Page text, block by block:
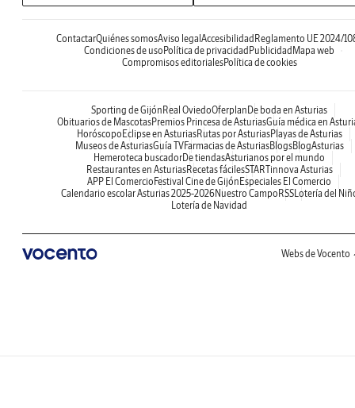
ContactarQuiénes somosAviso legal Accesibilidad Reglamento UE 2024/
Condiciones de uso Política de privacidad Publicidad Mapa web
Compromisos editorialesPolítica de cookies
Sporting de Gijón Real OviedoOferplan De boda en Asturias
Obituarios de MascotasPremios Princesa de AsturiasGuía médica en
Horóscopo Eclipse en AsturiasRutas por AsturiasPlayas de Asturias
Museos de AsturiasGuía TVFarmacias de AsturiasBlogsBlogAsturias
Hemeroteca buscadorDe tiendasAsturianos por el mundo
Restaurantes en AsturiasRecetas fácilesSTARTinnova Asturias
APP El Comercio Festival Cine de Gijón Especiales El Comercio
Calendario escolar Asturias 2025-2026Nuestro Campo RSSLotería del
Lotería de Navidad
Webs de Vocento